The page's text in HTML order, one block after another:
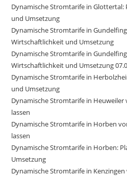
Dynamische Stromtarife in
und Umsetzung
Dynamische Stromtarife in
Wirtschaftlichkeit und Umsetzung
Dynamische Stromtarife in
Wirtschaftlichkeit und Umsetzung
Dynamische Stromtarife in
und Umsetzung
Dynamische Stromtarife in
lassen
Dynamische Stromtarife in Horben
lassen
Dynamische Stromtarife in Horben:
Umsetzung
Dynamische Stromtarife in